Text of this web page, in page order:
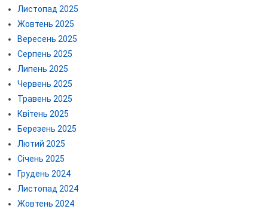
Листопад 2025
Жовтень 2025
Вересень 2025
Серпень 2025
Липень 2025
Червень 2025
Травень 2025
Квітень 2025
Березень 2025
Лютий 2025
Січень 2025
Грудень 2024
Листопад 2024
Жовтень 2024